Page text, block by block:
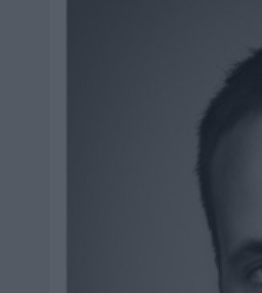
‘EL FÚTBOL SIN LAS
CAPAZ, LA CERVEZA QUE
BABARIA Y MAXIBON SON ‘EL
AUDIBLE REIVINDICA EL
‘VUELVE EL FÚTBOL. VUELVE
BACK MARKET PONE A LA
PRESENTADO EL JURADO DE
‘FROZEN DUNKIN’ X